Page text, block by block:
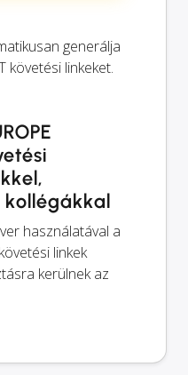
generálja
követési linkeket.
használatával a
linkek
kerülnek az